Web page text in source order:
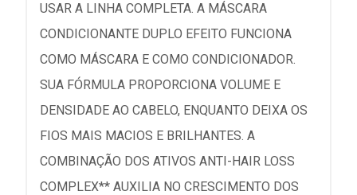
USAR A LINHA COMPLETA. A MÁSCARA
CONDICIONANTE DUPLO EFEITO FUNCIONA
COMO MÁSCARA E COMO CONDICIONADOR.
SUA FÓRMULA PROPORCIONA VOLUME E
DENSIDADE AO CABELO, ENQUANTO DEIXA OS
FIOS MAIS MACIOS E BRILHANTES. A
COMBINAÇÃO DOS ATIVOS ANTI-HAIR LOSS
COMPLEX** AUXILIA NO CRESCIMENTO DOS